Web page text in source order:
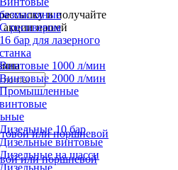
безмасляные
C ресивером
16 бар для лазерного
станка
Винтовые 1000 л/мин
Винтовые 2000 л/мин
Промышленные
винтовые
Дизельные 10 бар
Дизельные винтовые
Дизельные на шасси
Дизельные
и получайте
акции нашей
или поршневой